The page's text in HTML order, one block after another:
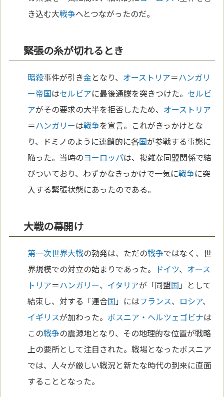
き込む大戦争へとつながったのだ。
緊張の糸が切れるとき
暗殺事件が引き金となり、 オーストリア＝ハンガリ
ー帝国はセルビアに最後通牒を突きつけた。 セルビ
アがその要求の大半を拒否したため、 オーストリア
＝ハンガリーは戦争を宣言。これがきっかけとな
り、ドミノのように連鎖的に各国が参戦する事態に
陥った。当時のヨーロッパは、複雑な同盟関係で結
びついており、わずかなきっかけで一気に戦争に突
入する緊張状態にあったのである。
大戦の幕開け
第一次世界大戦の勃発は、ただの戦争ではなく、世
界規模での対立の始まりであった。 ドイツ、 オース
トリア＝ハンガリー、 イタリアが「同盟国 」として
結束し、対する「連合国 」にはフランス、 ロシア、
イギリスが加わった。 ボスニア・ヘルツェゴビナは
この戦争の震源地となり、その地理的な位置が戦略
上の要所として注目された。戦場となったボスニア
では、人々が厳しい戦況と新たな時代の到来に直面
することとなった。